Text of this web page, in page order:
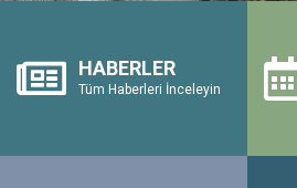
HABERLER
Tüm Haberleri İnceleyin